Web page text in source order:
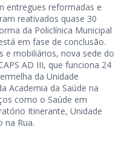
entregues reformadas e
reativados quase 30
da Policlínica Municipal
em fase de conclusão.
e mobiliários, nova sede do
AD III, que funciona 24
da Unidade
Academia da Saúde na
como o Saúde em
Itinerante, Unidade
na Rua.